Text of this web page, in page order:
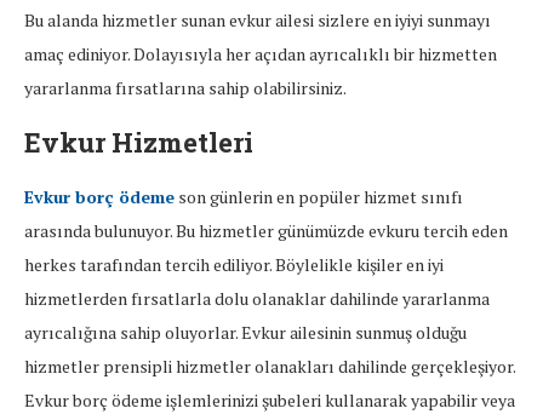
Bu alanda hizmetler sunan evkur ailesi sizlere en iyiyi sunmayı
amaç ediniyor. Dolayısıyla her açıdan ayrıcalıklı bir hizmetten
yararlanma fırsatlarına sahip olabilirsiniz.
Evkur Hizmetleri
Evkur borç ödeme son günlerin en popüler hizmet sınıfı
arasında bulunuyor. Bu hizmetler günümüzde evkuru tercih eden
herkes tarafından tercih ediliyor. Böylelikle kişiler en iyi
hizmetlerden fırsatlarla dolu olanaklar dahilinde yararlanma
ayrıcalığına sahip oluyorlar. Evkur ailesinin sunmuş olduğu
hizmetler prensipli hizmetler olanakları dahilinde gerçekleşiyor.
Evkur borç ödeme işlemlerinizi şubeleri kullanarak yapabilir veya